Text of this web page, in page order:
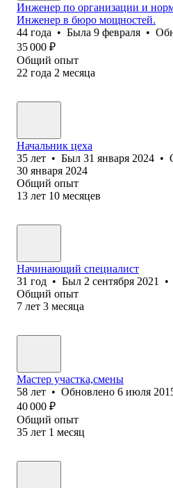
Инженер по организации и
Инженер в бюро мощностей.
44 года • Была 9 февраля •
35 000 ₽
Общий опыт
22 года 2 месяца
Начальник цеха
35 лет • Был 31 января 2024 •
30 января 2024
Общий опыт
13 лет 10 месяцев
Начинающий специалист
31 год • Был 2 сентября 2021 •
Общий опыт
7 лет 3 месяца
Мастер участка,смены
58 лет • Обновлено 6 июля
40 000 ₽
Общий опыт
35 лет 1 месяц